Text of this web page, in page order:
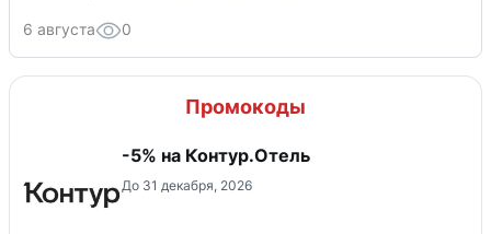
6 августа 0
Промокоды
-5% на Контур.Отель
До 31 декабря, 2026